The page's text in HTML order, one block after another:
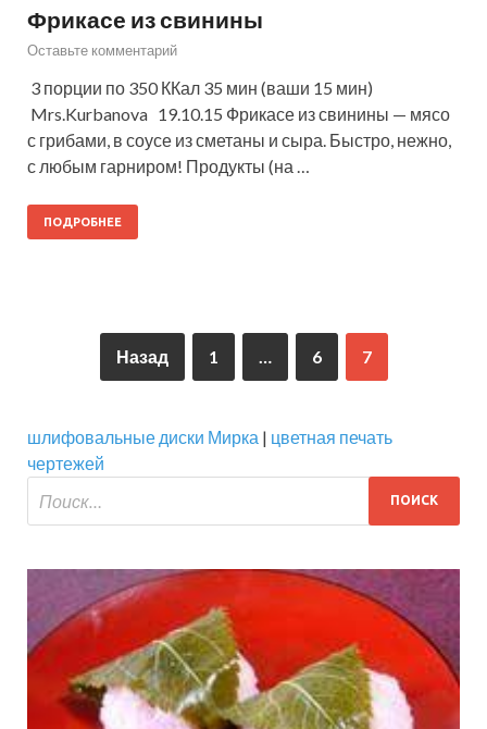
Фрикасе из свинины
Оставьте комментарий
3 порции по 350 ККал 35 мин (ваши 15 мин)
Mrs.Kurbanova 19.10.15 Фрикасе из свинины — мясо
с грибами, в соусе из сметаны и сыра. Быстро, нежно,
с любым гарниром! Продукты (на …
ПОДРОБНЕЕ
Назад 1 6 7
шлифовальные диски Мирка | цветная печать
чертежей